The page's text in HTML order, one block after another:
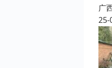
广
25-